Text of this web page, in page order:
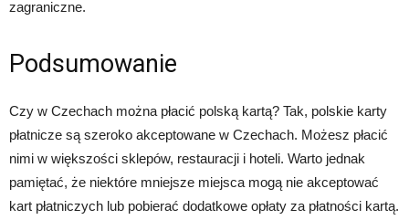
zagraniczne.
Podsumowanie
Czy w Czechach można płacić polską kartą? Tak, polskie karty
płatnicze są szeroko akceptowane w Czechach. Możesz płacić
nimi w większości sklepów, restauracji i hoteli. Warto jednak
pamiętać, że niektóre mniejsze miejsca mogą nie akceptować
kart płatniczych lub pobierać dodatkowe opłaty za płatności kartą.